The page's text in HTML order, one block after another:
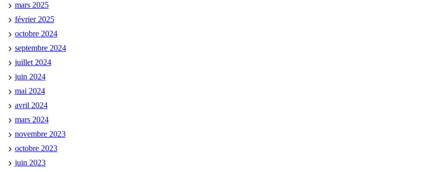
mars 2025
février 2025
octobre 2024
septembre 2024
juillet 2024
juin 2024
mai 2024
avril 2024
mars 2024
novembre 2023
octobre 2023
juin 2023